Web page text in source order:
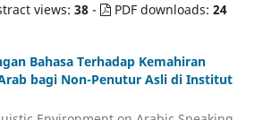
views:38 - PDF downloads:24
Bahasa Terhadap Kemahiran
bagi Non-Penutur Asli di Institut